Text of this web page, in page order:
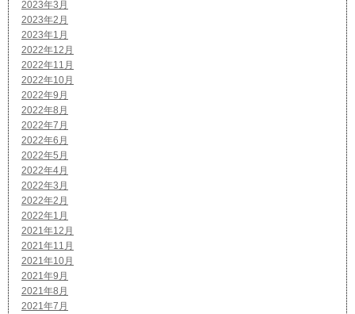
2023年3月
2023年2月
2023年1月
2022年12月
2022年11月
2022年10月
2022年9月
2022年8月
2022年7月
2022年6月
2022年5月
2022年4月
2022年3月
2022年2月
2022年1月
2021年12月
2021年11月
2021年10月
2021年9月
2021年8月
2021年7月